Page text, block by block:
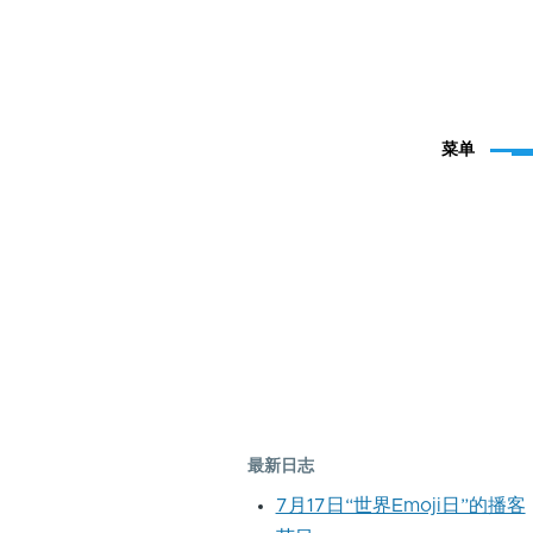
菜单
最新日志
7月17日“世界Emoji日”的播客